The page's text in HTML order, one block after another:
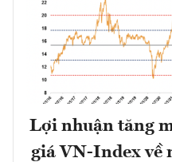
Lợi nhuận tăng
giá VN-Index về